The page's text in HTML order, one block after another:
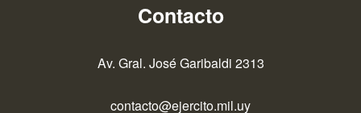
Contacto
Av. Gral. José Garibaldi 2313
contacto@ejercito.mil.uy